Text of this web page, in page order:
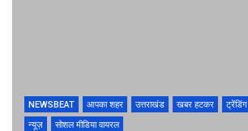
NEWSBEAT आपका शहर उत्तराखंड खबर हटकर
न्यूज़
सोशल मीडिया वायरल